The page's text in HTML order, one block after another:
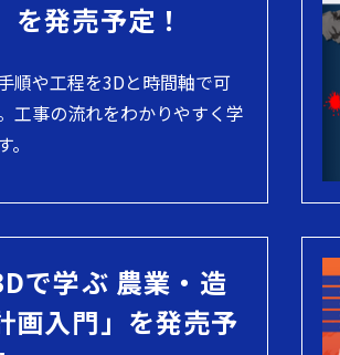
を発売予定！
順や工程を3Dと時間軸で可
工事の流れをわかりやすく学
。
で学ぶ 農業・造
画入門」を発売予